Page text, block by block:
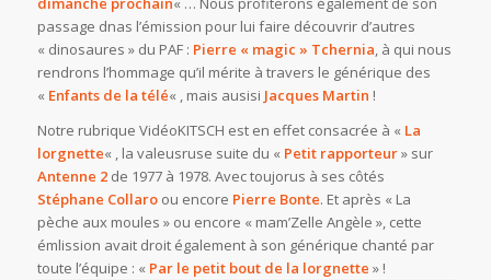
passage dnas l’émission pour lui faire découvrir d’autres
« dinosaures » du PAF : Pierre « magic » Tchernia, à qui nous
rendrons l’hommage qu’il mérite à travers le générique des
« Enfants de la télé« , mais ausisi Jacques Martin !
Notre rubrique VidéoKITSCH est en effet consacrée à « La
lorgnette« , la valeusruse suite du « Petit rapporteur» sur
Antenne 2de 1977 à 1978. Avec toujorus à ses côtés
Stéphane Collaroou encore Pierre Bonte. Et après « La
pèche aux moules » ou encore « mam’Zelle Angèle », cette
émlission avait droit également à son générique chanté par
toute l’équipe : « Par le petit bout de la lorgnette » !